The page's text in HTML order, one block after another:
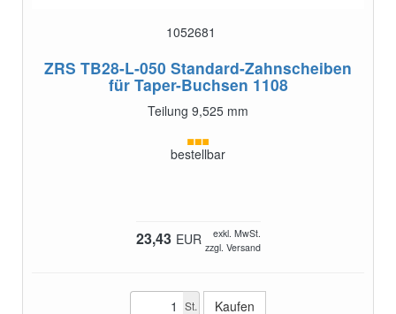
1052681
ZRS TB28-L-050 Standard-Zahnscheiben
für Taper-Buchsen 1108
Teilung 9,525 mm
bestellbar
23,43 EUR
exkl. MwSt.
zzgl. Versand
St.